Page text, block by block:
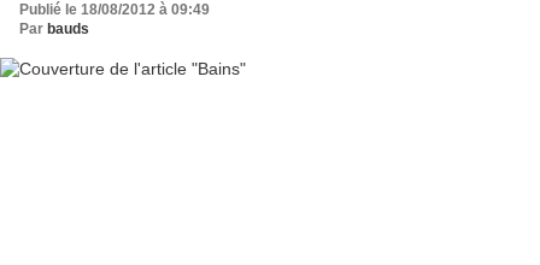
Publié le 18/08/2012 à 09:49
Par bauds